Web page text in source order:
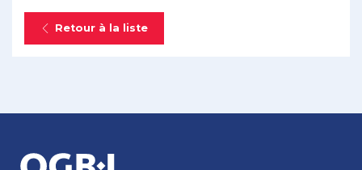
Retour à la liste